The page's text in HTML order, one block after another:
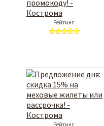
Рейтинг:
Рейтинг: